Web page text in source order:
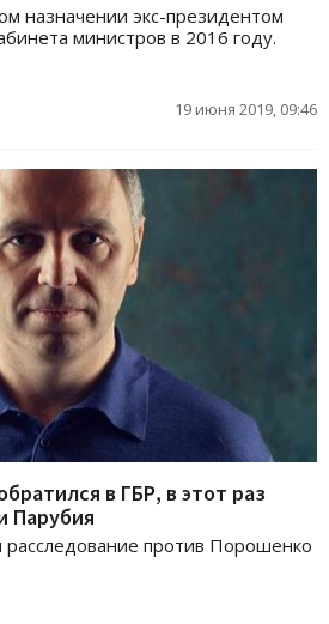
назначении экс-президентом
министров в 2016 году.
19 июня 2019, 09:46
в ГБР, в этот раз
Парубия
против Порошенко